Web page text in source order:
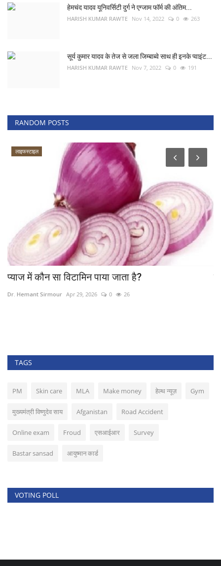
हेमचंद यादव यूनिवर्सिटी दुर्ग ने एग्जाम फॉर्म की अंतिम...
HARISH KUMAR RAWTE Nov 14, 2022 0 263
सूर्य कुमार यादव के तेज से जला जिम्बाब्वे साथ ही इनके प्वाइंट...
HARISH KUMAR RAWTE Nov 7, 2022 0 191
RANDOM POSTS
लाइफस्टाइल
प्याज में कौन सा विटामिन पाया जाता है?
Dr. Hemant Sirmour Apr 29, 2026 0 26
TAGS
PM Skin care MLA Make money हेल्थ न्यूज़ Gym
मुख्यमंत्री विष्णुदेव साय Afganistan Road Accident
Online exam Froud एसआईआर Survey
Bastar sansad आयुष्मान कार्ड
VOTING POLL